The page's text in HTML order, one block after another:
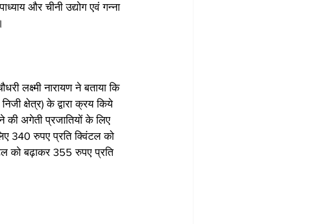
और चीनी उद्योग एवं गन्ना
लक्ष्मी नारायण ने बताया कि
क्षेत्र) के द्वारा क्रय किये
की अगेती प्रजातियों के लिए
340 रुपए प्रति क्विंटल को
को बढ़ाकर 355 रुपए प्रति